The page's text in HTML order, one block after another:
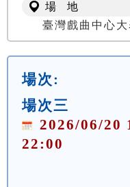
場 地
臺灣戲曲中心
場次:
場次三
2026/06/20
22:00